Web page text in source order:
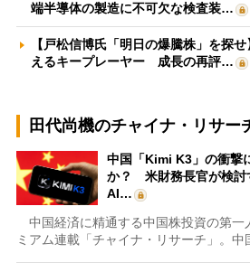
端半導体の製造に不可欠な検査装…
【戸松信博氏「明日の爆騰株」を探
えるキープレーヤー 成長の再評…
田代尚機のチャイナ・リサー
中国「Kimi K3」の衝撃
か？ 米財務長官が検討
AI…
中国経済に精通する中国株投資の第一
ミアム連載「チャイナ・リサーチ」。